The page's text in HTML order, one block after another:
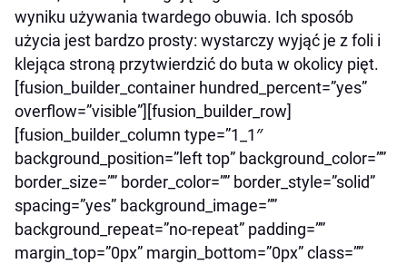
wyniku używania twardego obuwia. Ich sposób
użycia jest bardzo prosty: wystarczy wyjąć je z foli i
klejąca stroną przytwierdzić do buta w okolicy pięt.
[fusion_builder_container hundred_percent=”yes”
overflow=”visible”][fusion_builder_row]
[fusion_builder_column type=”1_1″
background_position=”left top” background_color=””
border_size=”” border_color=”” border_style=”solid”
spacing=”yes” background_image=””
background_repeat=”no-repeat” padding=””
margin_top=”0px” margin_bottom=”0px” class=””